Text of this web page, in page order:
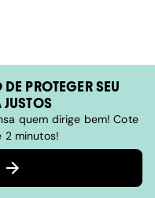
PROTEGER SEU
quem dirige bem! Cote
2 minutos!